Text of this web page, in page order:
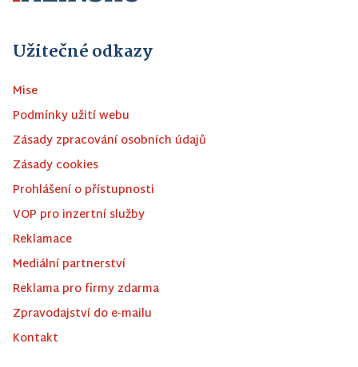
Užitečné odkazy
Mise
Podmínky užití webu
Zásady zpracování osobních údajů
Zásady cookies
Prohlášení o přístupnosti
VOP pro inzertní služby
Reklamace
Mediální partnerství
Reklama pro firmy zdarma
Zpravodajství do e-mailu
Kontakt